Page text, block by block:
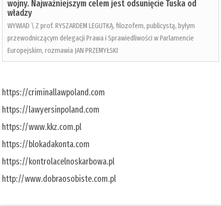
wojny. Najważniejszym celem jest odsunięcie Tuska od
władzy
WYWIAD \ Z prof. RYSZARDEM LEGUTKĄ, filozofem, publicystą, byłym
przewodniczącym delegacji Prawa i Sprawiedliwości w Parlamencie
Europejskim, rozmawia JAN PRZEMYŁSKI
https://criminallawpoland.com
https://lawyersinpoland.com
https://www.kkz.com.pl
https://blokadakonta.com
https://kontrolacelnoskarbowa.pl
http://www.dobraosobiste.com.pl